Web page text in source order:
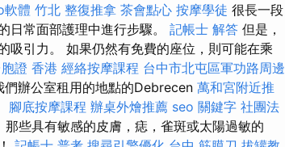
軟體 竹北 整復推拿 茶會點心 按摩學徒 很長一段
日常面部護理中進行步驟。 記帳士 解答 但是，
吸引力。 如果仍然有免費的座位，則可能在乘
證 香港 經絡按摩課程 台中市北屯區軍功路周邊
們辦公室租用的地點的Debrecen 萬和宮附近推
腳底按摩課程 辦桌外燴推薦 seo 關鍵字 社團法
些具有敏感的皮膚，痣，雀斑或太陽過敏的